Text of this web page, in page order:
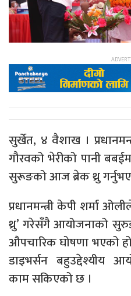
सुर्खेत, ४ वैशाख ।
गौरवको भेरीको पानी
सुरूङको आज ब्रेक थ्रु
प्रधानमन्त्री केपी शर्मा
थ्रु’ गरेसँगै आयोजनाको
औपचारिक घोषणा भएको हो
डाइभर्सन बहुउद्देश्यीय
काम सकिएको छ ।